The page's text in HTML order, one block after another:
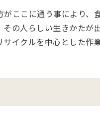
ここに通う事により
の人らしい生きかたが
イクルを中心とした作